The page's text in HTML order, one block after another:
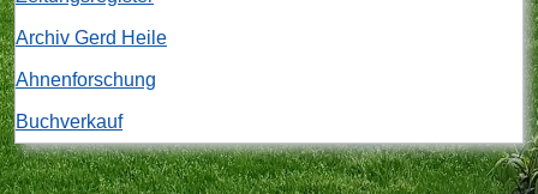
Archiv Gerd Heile
Ahnenforschung
Buchverkauf